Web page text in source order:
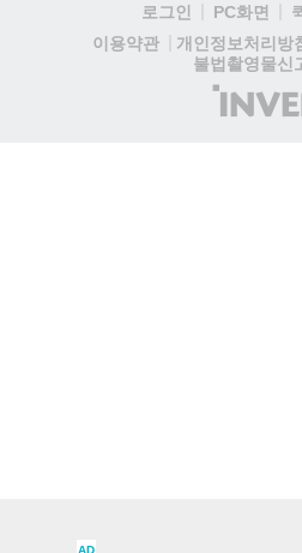
로그인 PC화면
이용약관
개인정보처리방
불법촬영물신
(주)
인
AD